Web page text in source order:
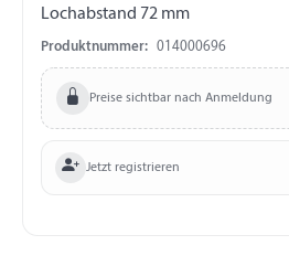
Lochabstand 72 mm
Produktnummer: 014000696
Preise sichtbar nach Anmeldung
Jetzt registrieren